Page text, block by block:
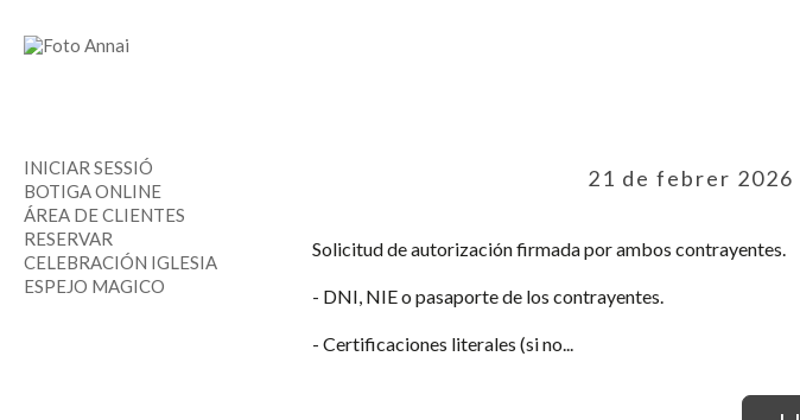
INICIAR SESSIÓ
BOTIGA ONLINE
ÁREA DE CLIENTES
RESERVAR
CELEBRACIÓN IGLESIA
ESPEJO MAGICO
21 de febrer 2026
Solicitud de autorización firmada por ambos contrayentes.
- DNI, NIE o pasaporte de los contrayentes.
- Certificaciones literales (si no...